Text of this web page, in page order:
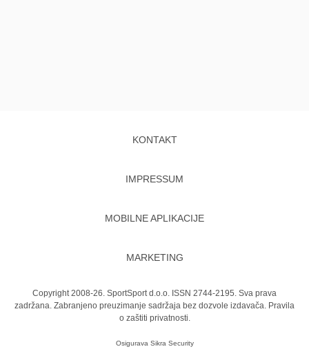
KONTAKT
IMPRESSUM
MOBILNE APLIKACIJE
MARKETING
Copyright 2008-26. SportSport d.o.o. ISSN 2744-2195. Sva prava
zadržana. Zabranjeno preuzimanje sadržaja bez dozvole izdavača. Pravila
o zaštiti privatnosti.
Osigurava Sikra Security